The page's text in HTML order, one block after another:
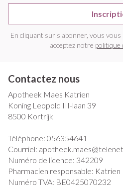
En cliquant sur s'abonner, vous
acceptez notre politique
Contactez nous
Apotheek Maes Katrien
Koning Leopold III-laan 39
8500 Kortrijk
Téléphone: 056354641
Courriel: apotheek.maes@
Numéro de licence: 342209
Pharmacien responsable: Katrien
Numéro TVA: BE0425070232